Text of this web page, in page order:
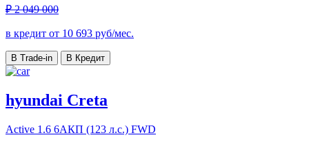
₽ 2 049 000
в кредит от 10 693 руб/мес.
В Trade-in В Кредит
hyundai Creta
Active 1.6 6AКП (123 л.с.) FWD